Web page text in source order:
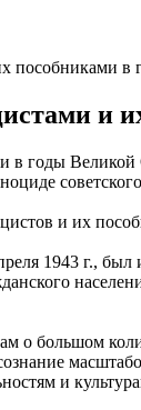
пособниками
и их
1943 г.,
о большом
и